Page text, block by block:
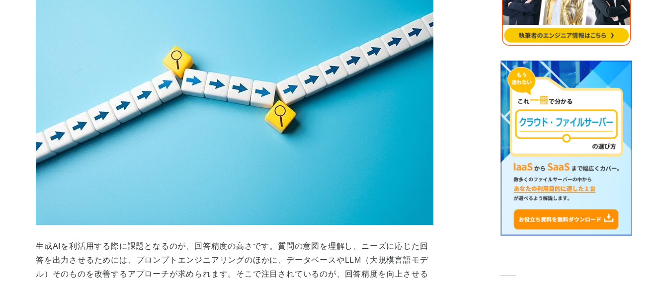
生成AIを利活用する際に課題となるのが、回答精度の高さです。質問の意図を理解し、ニーズに応じた回
答を出力させるためには、プロンプトエンジニアリングのほかに、データベースやLLM（大規模言語モデ
ル）そのものを改善するアプローチが求められます。そこで注目されているのが、回答精度を向上させる